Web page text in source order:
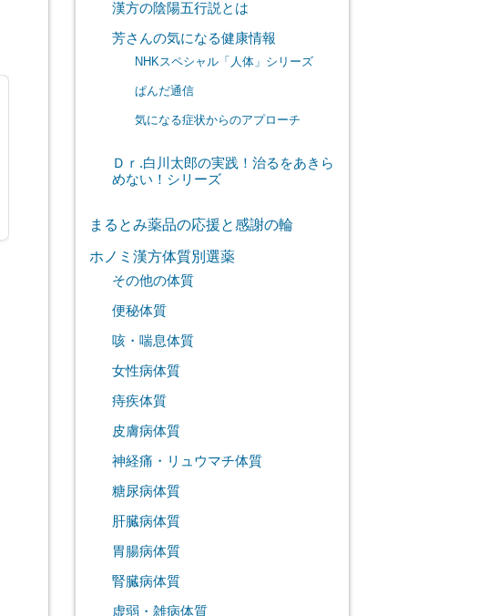
漢方の陰陽五行説とは
芳さんの気になる健康情報
NHKスペシャル「人体」シリーズ
ぱんだ通信
気になる症状からのアプローチ
Ｄｒ.白川太郎の実践！治るをあきら
めない！シリーズ
まるとみ薬品の応援と感謝の輪
ホノミ漢方体質別選薬
その他の体質
便秘体質
咳・喘息体質
女性病体質
痔疾体質
皮膚病体質
神経痛・リュウマチ体質
糖尿病体質
肝臓病体質
胃腸病体質
腎臓病体質
虚弱・雑病体質